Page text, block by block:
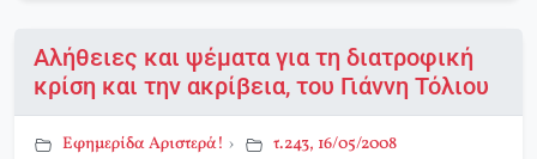
Αλήθειες και ψέματα για τη διατροφική
κρίση και την ακρίβεια, του Γιάννη Τόλιου
Εφημερίδα Αριστερά! › τ.243, 16/05/2008